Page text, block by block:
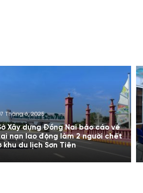
Tháng 6, 2025
Xây dựng Đồng Nai báo cáo về
nạn lao động làm 2 người chết
khu du lịch Sơn Tiên